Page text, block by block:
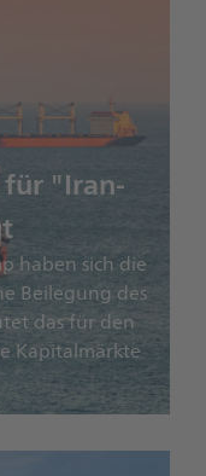
"Iran-
haben sich die
Beilegung des
das für den
Kapitalmärkte